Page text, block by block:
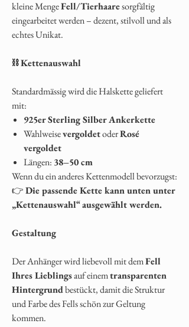
kleine MengeFell/Tierhaaresorgfältig
eingearbeitet werden – dezent, stilvoll und als
echtes Unikat.
⛓️Kettenauswahl
Standardmässig wird die Halskette geliefert
mit:
925er Sterling Silber Ankerkette
WahlweisevergoldetoderRosé
vergoldet
Längen: 38–50 cm
Wenn du ein anderes Kettenmodell bevorzugst:
👉Die passende Kette kann unten unter
„Kettenauswahl“ ausgewählt werden.
Gestaltung
Der Anhänger wird liebevoll mit demFell
Ihres Lieblingsauf einemtransparenten
Hintergrundbestückt, damit die Struktur
und Farbe des Fells schön zur Geltung
kommen.